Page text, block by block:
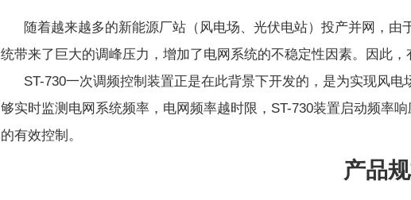
随着越来越多的新能源厂站（风电场、光伏电站）投产并网，
统带来了巨大的调峰压力，增加了电网系统的不稳定性因素。因此
ST-730一次调频控制装置正是在此背景下开发的，是为实现风
够实时监测电网系统频率，电网频率越时限，ST-730装置启动频率
的有效控制。
产品